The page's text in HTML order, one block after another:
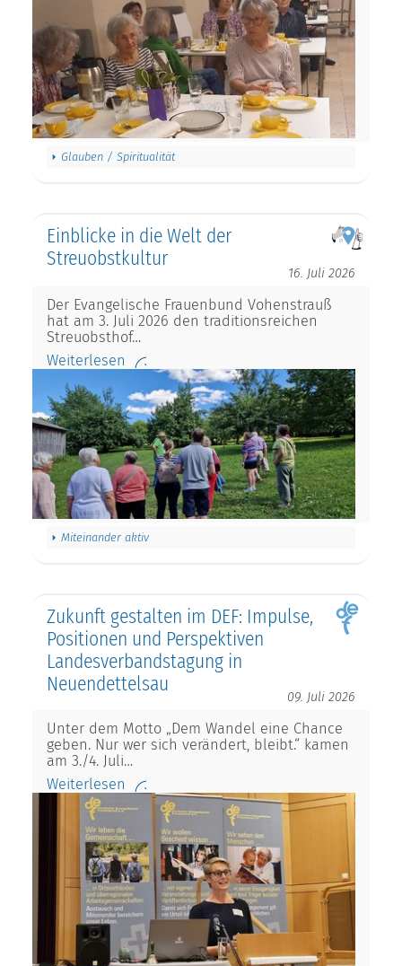
Glauben / Spiritualität
Einblicke in die Welt der
Streuobstkultur
16. Juli 2026
Der Evangelische Frauenbund Vohenstrauß
hat am 3. Juli 2026 den traditionsreichen
Streuobsthof…
Weiterlesen
Miteinander aktiv
Zukunft gestalten im DEF: Impulse,
Positionen und Perspektiven
Landesverbandstagung in
Neuendettelsau
09. Juli 2026
Unter dem Motto „Dem Wandel eine Chance
geben. Nur wer sich verändert, bleibt.“ kamen
am 3./4. Juli…
Weiterlesen